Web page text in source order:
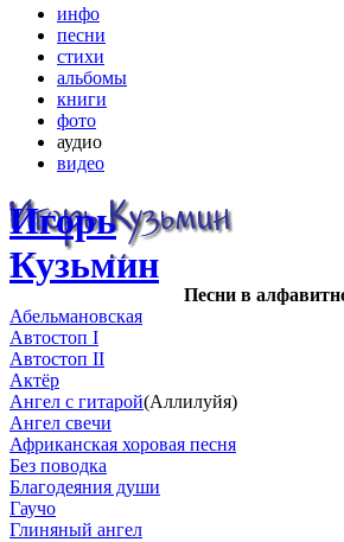
инфо
песни
стихи
альбомы
книги
фото
аудио
видео
Игорь
Кузьмин
Песни в
Абельмановская
Автостоп I
Автостоп II
Актёр
Ангел с гитарой(Аллилуйя)
Ангел свечи
Африканская хоровая песня
Без поводка
Благодеяния души
Гаучо
Глиняный ангел